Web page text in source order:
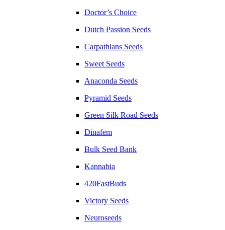
Doctor’s Choice
Dutch Passion Seeds
Carpathians Seeds
Sweet Seeds
Anaconda Seeds
Pyramid Seeds
Green Silk Road Seeds
Dinafem
Bulk Seed Bank
Kannabia
420FastBuds
Victory Seeds
Neuroseeds